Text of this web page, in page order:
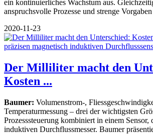
ein kontinuierliches Wachstum aus.
anspruchsvolle Prozesse und strenge
2020-11-23
Der Milliliter macht den
Kosten ...
Baumer: Volumenstrom-,
Temperaturmessung – drei der wichtigsten
Prozesssteuerung kombiniert in einem Sensor,
induktiven Durchflussmesser. Baumer